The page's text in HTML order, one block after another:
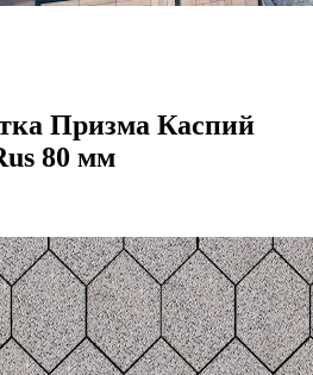
Призма Каспий
80 мм